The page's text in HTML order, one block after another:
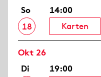
So
18
14:00
Karten
Okt 26
Di
19:00